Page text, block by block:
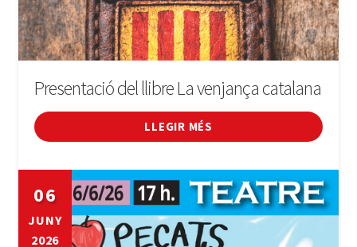
Presentació del llibre La venjança catalana
LLEGIR MÉS
06
JUNY
2026